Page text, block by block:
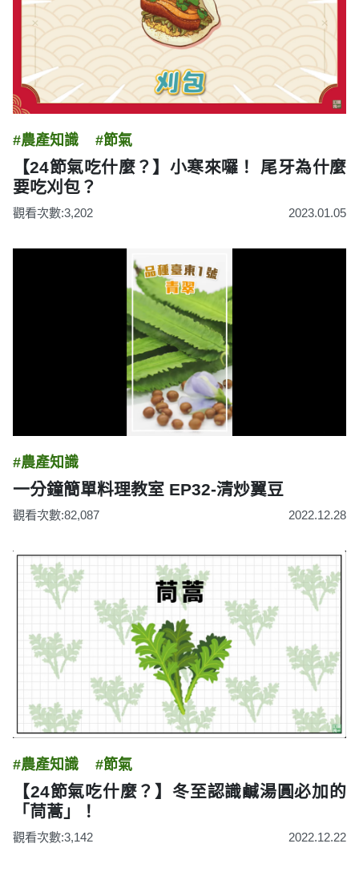
#農產知識 #節氣
【24節氣吃什麼？】小寒來囉！ 尾牙為什麼
要吃刈包？
觀看次數:3,202 2023.01.05
#農產知識
一分鐘簡單料理教室 EP32-清炒翼豆
觀看次數:82,087 2022.12.28
#農產知識 #節氣
【24節氣吃什麼？】冬至認識鹹湯圓必加的
「茼蒿」！
觀看次數:3,142 2022.12.22